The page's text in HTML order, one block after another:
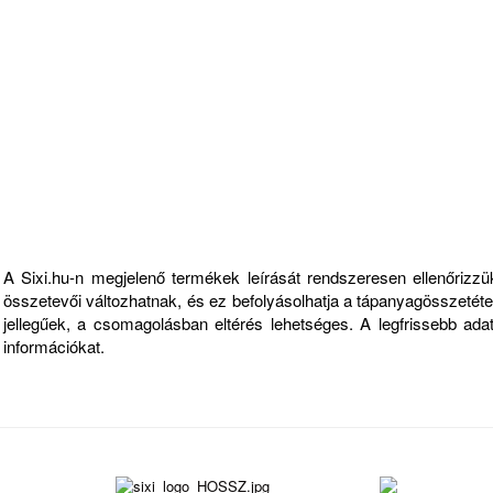
A Sixi.hu-n megjelenő termékek leírását rendszeresen
összetevői változhatnak, és ez befolyásolhatja a
jellegűek, a csomagolásban eltérés lehetséges. A legfrissebb
információkat.